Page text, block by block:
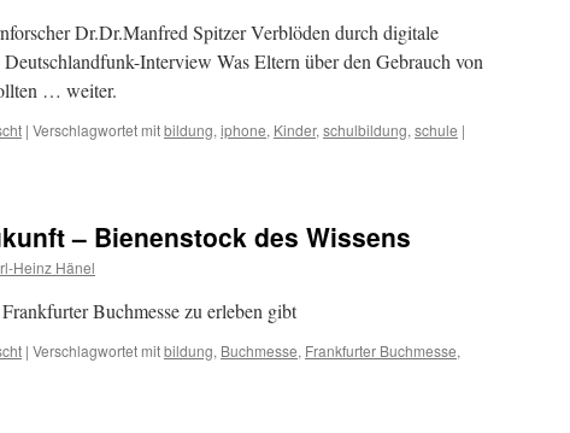
Dr.Dr.Manfred Spitzer Verblöden durch digitale
Interview Was Eltern über den Gebrauch von
… weiter.
| Verschlagwortet mitbildung, iphone, Kinder, schulbildung, schule |
– Bienenstock des Wissens
Heinz Hänel
Buchmesse zu erleben gibt
| Verschlagwortet mitbildung, Buchmesse, Frankfurter Buchmesse,